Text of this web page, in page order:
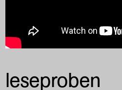
leseproben